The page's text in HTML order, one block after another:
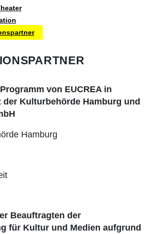
von EUCREA in
Kulturbehörde Hamburg und
Beauftragten der
für Kultur und Medien aufgrund